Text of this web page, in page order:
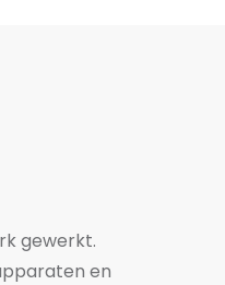
gewerkt.
en